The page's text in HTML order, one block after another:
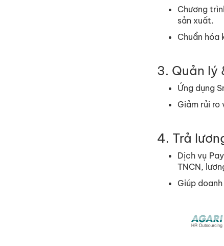
Chương
sản xuất.
Chuẩn hóa
3. Quản lý
Ứng dụng
Giảm rủi ro
4. Trả
Dịch vụ
TNCN,
Giúp